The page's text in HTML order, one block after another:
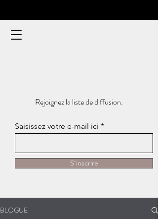
Rejoignez la liste de diffusion.
Saisissez votre e-mail ici
S'inscrire
BLOGUE